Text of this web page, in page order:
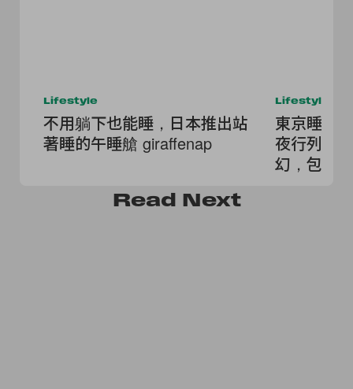
Lifestyle
不用躺下也能睡，日本推出站
著睡的午睡艙 giraffenap
Lifestyle
東京睡醒
夜行列車
幻，包廂
Read Next